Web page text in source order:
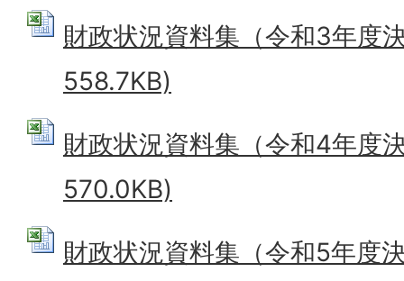
財政状況資料集（令和3年度
558.7KB)
財政状況資料集（令和4年度
570.0KB)
財政状況資料集（令和5年度